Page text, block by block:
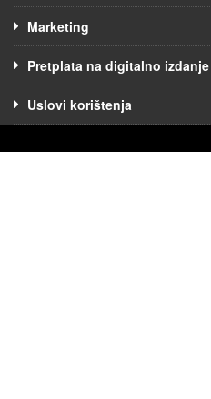
Marketing
Pretplata na digitalno izdanje
Uslovi korištenja